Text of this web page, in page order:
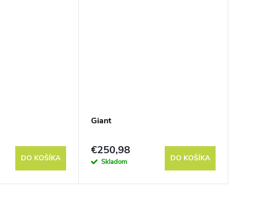
DO KOŠÍKA
Giant
€250,98
Skladom DO KOŠÍKA